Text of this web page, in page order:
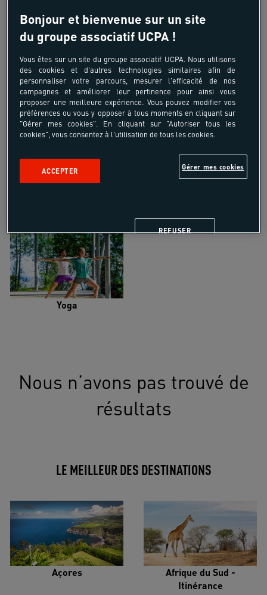
Croisière voilier Kayak de mer
Trail Trek-Randonnée pédestre
Vélo de randonnée
Yoga
Nous n’avons pas trouvé de
résultats
LE MEILLEUR DES DESTINATIONS
Açores
Afrique du Sud -
Itinérance
Bonjour et bienvenue sur un site
du groupe associatif UCPA !
Vous êtes sur un site du groupe associatif UCPA. Nous utilisons
des cookies et d'autres technologies similaires afin de
personnaliser votre parcours, mesurer l'efficacité de nos
campagnes et améliorer leur pertinence pour ainsi vous
proposer une meilleure expérience. Vous pouvez modifier vos
préférences ou vous y opposer à tous moments en cliquant sur
"Gérer mes cookies". En cliquant sur "Autoriser tous les
cookies", vous consentez à l'utilisation de tous les cookies.
Gérer mes cookies
REFUSER
ACCEPTER